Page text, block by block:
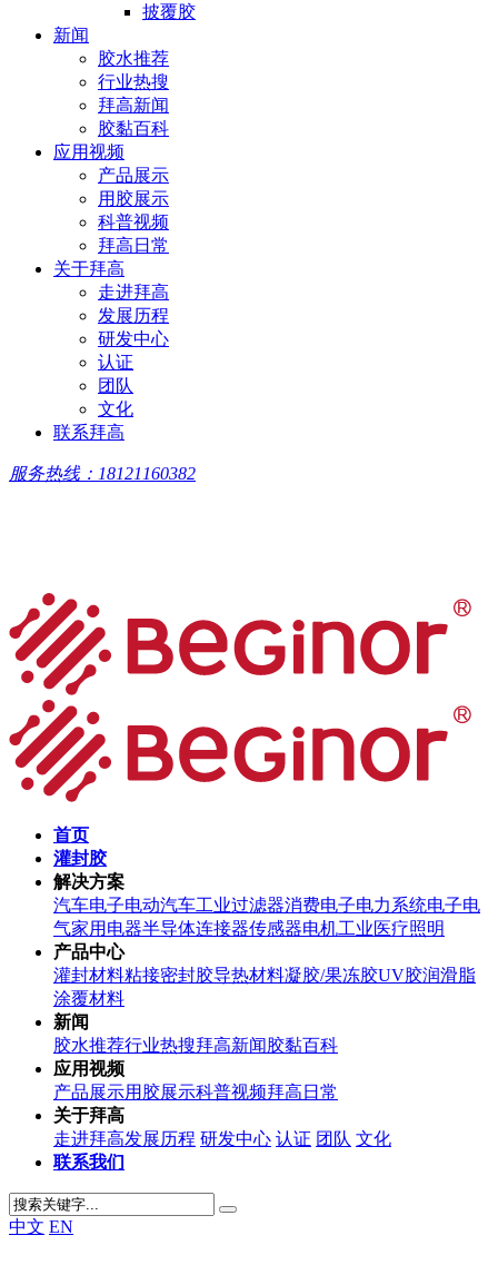
披覆胶
新闻
胶水推荐
行业热搜
拜高新闻
胶黏百科
应用视频
产品展示
用胶展示
科普视频
拜高日常
关于拜高
走进拜高
发展历程
研发中心
认证
团队
文化
联系拜高
服务热线：18121160382
首页
灌封胶
解决方案
汽车电子电动汽车工业过滤器消费电子电力系统电子电
气家用电器半导体连接器传感器电机工业医疗照明
产品中心
灌封材料粘接密封胶导热材料凝胶/果冻胶UV胶润滑脂
涂覆材料
新闻
胶水推荐行业热搜拜高新闻胶黏百科
应用视频
产品展示用胶展示科普视频拜高日常
关于拜高
走进拜高发展历程 研发中心 认证 团队 文化
联系我们
中文 EN